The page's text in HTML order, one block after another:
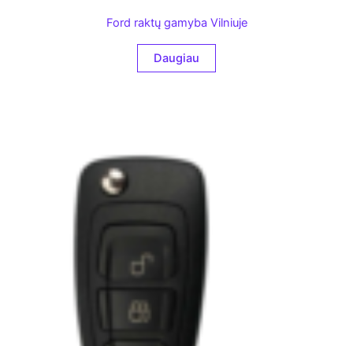
Ford raktų gamyba Vilniuje
Daugiau